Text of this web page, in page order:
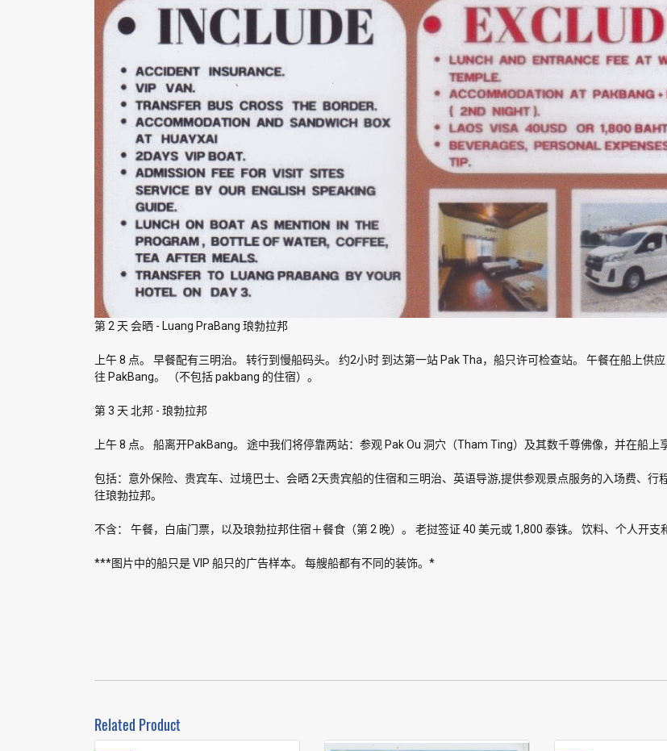
第 2 天 会晒 - Luang PraBang 琅勃拉邦
上午 8 点。 早餐配有三明治。 转行到慢船码头。 约2小时 到达第一站 Pak Tha，船只许可检查站。 午餐在船上供
往 PakBang。 （不包括 pakbang 的住宿）。
第 3 天 北邦 - 琅勃拉邦
上午 8 点。 船离开PakBang。 途中我们将停靠两站：参观 Pak Ou 洞穴（Tham Ting）及其数千尊佛像，并在船上
包括：意外保险、贵宾车、过境巴士、会晒 2天贵宾船的住宿和三明治、英语导游,提供参观景点服务的入场费、
往琅勃拉邦。
不含： 午餐，白庙门票，以及琅勃拉邦住宿＋餐食（第 2 晚）。 老挝签证 40 美元或 1,800 泰铢。 饮料、个人开支
***图片中的船只是 VIP 船只的广告样本。 每艘船都有不同的装饰。*
Related Product